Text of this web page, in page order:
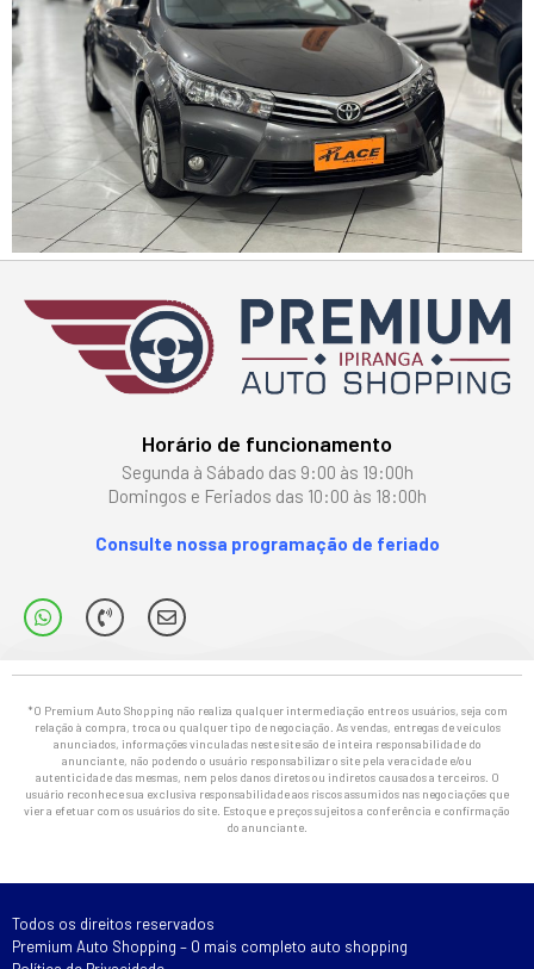
Horário de funcionamento
Segunda à Sábado das 9:00 às 19:00h
Domingos e Feriados das 10:00 às 18:00h
Consulte nossa programação de feriado
*O Premium Auto Shopping não realiza qualquer intermediação entre os usuários, seja com
relação à compra, troca ou qualquer tipo de negociação. As vendas, entregas de veículos
anunciados, informações vinculadas neste site são de inteira responsabilidade do
anunciante, não podendo o usuário responsabilizar o site pela veracidade e/ou
autenticidade das mesmas, nem pelos danos diretos ou indiretos causados a terceiros. O
usuário reconhece sua exclusiva responsabilidade aos riscos assumidos nas negociações que
vier a efetuar com os usuários do site. Estoque e preços sujeitos a conferência e confirmação
do anunciante.
Todos os direitos reservados
Premium Auto Shopping – O mais completo auto shopping